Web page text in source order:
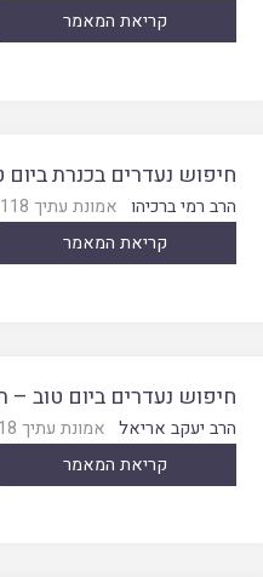
קריאת המאמר
חיפוש נעדרים בכנרת
הרב רמי ברכיהו אמונת עתיך 118
קריאת המאמר
חיפוש נעדרים ביום טוב –
הרב יעקב אריאל אמונת עתיך 118
קריאת המאמר